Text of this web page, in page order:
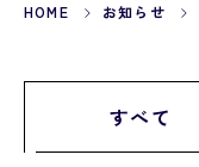
HOME お知らせ
すべて